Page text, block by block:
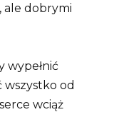
ale dobrymi
wypełnić
wszystko od
wciąż